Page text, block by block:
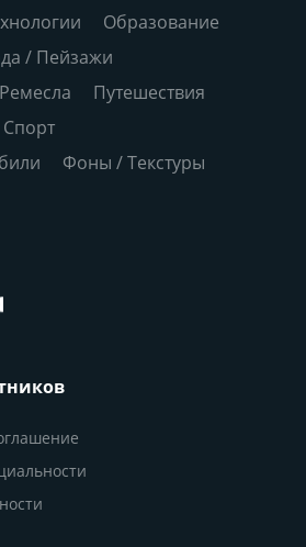
Образование
/ Пейзажи
Путешествия
Спорт
Фоны / Текстуры